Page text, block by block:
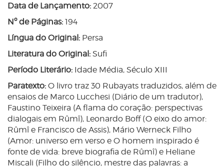
Data de Lançamento: 2007
Nº de Páginas: 194
Língua do Original: Persa
Literatura do Original: Sufi
Período Literário: Idade Média, Século XIII
Paratexto: O livro traz 30 Rubayats traduzidos, além de
ensaios de Marco Lucchesi (Diário de um tradutor),
Faustino Teixeira (A flama do coração: perspectivas
dialogais em Rûmî), Leonardo Boff (O eixo do amor:
Rûmî e Francisco de Assis), Mário Werneck Filho
(Amor: universo em verso e O homem inspirado é
fonte de vida: breve biografia de Rûmî) e Heliane
Miscali (Filho do silêncio, mestre das palavras: a